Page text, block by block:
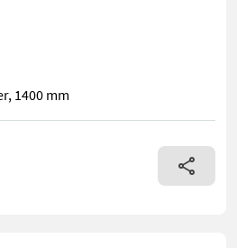
1400 mm
1400 mm